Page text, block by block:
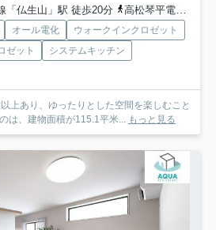
「仏生山」駅 徒歩20分
高松琴平電気鉄道琴平線「空港通り」駅 徒歩34分
オール電化
ウォークインクロゼット
ゼット
システムキッチン
上あり、ゆったりとした空間を楽しむこと
は、建物面積が115.1平米... もっと見る